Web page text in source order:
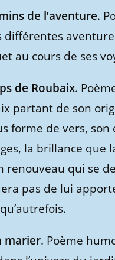
de l’aventure.
différentes
au cours de ses
de Roubaix.
partant de son
forme de vers, son
la brillance que
renouveau qui se
pas de lui
marier. Poème